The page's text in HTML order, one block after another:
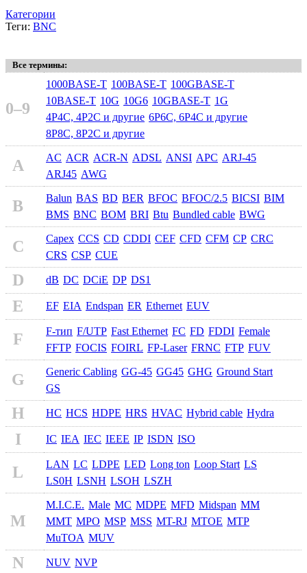
Категории
Теги: BNC
Все термины:
0–9
1000BASE-T 100BASE-T 100GBASE-T
10BASE-T 10G 10G6 10GBASE-T 1G
4P4C, 4P2C и другие 6P6C, 6P4C и другие
8P8C, 8P2C и другие
A AC ACR ACR-N ADSL ANSI APC ARJ-45
ARJ45 AWG
B Balun BAS BD BER BFOC BFOC/2.5 BICSI BIM
BMS BNC BOM BRI Btu Bundled cable BWG
C Capex CCS CD CDDI CEF CFD CFM CP CRC
CRS CSP CUE
D dB DC DCiE DP DS1
E EF EIA Endspan ER Ethernet EUV
F F-тип F/UTP Fast Ethernet FC FD FDDI Female
FFTP FOCIS FOIRL FP-Laser FRNC FTP FUV
G Generic Cabling GG-45 GG45 GHG Ground Start
GS
H HC HCS HDPE HRS HVAC Hybrid cable Hydra
I IC IEA IEC IEEE IP ISDN ISO
L LAN LC LDPE LED Long ton Loop Start LS
LS0H LSNH LSOH LSZH
M
M.I.C.E. Male MC MDPE MFD Midspan MM
MMT MPO MSP MSS MT-RJ MTOE MTP
MuTOA MUV
N NUV NVP